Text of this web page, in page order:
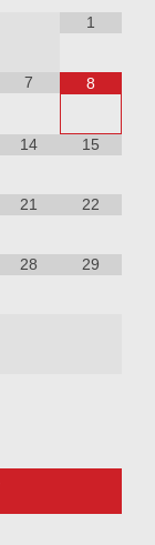
1
7 8
14 15
21 22
28 29